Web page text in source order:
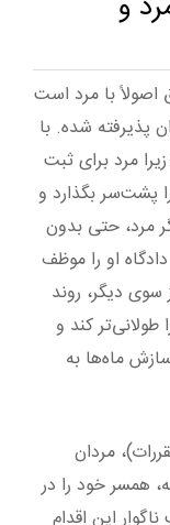
حق طلاق اصولاً با مرد است
پذیرفته شده. با
مرد برای ثبت
پشت‌سر بگذارد و
مرد، حتی بدون
او را موظف
سوی دیگر، روند
طولانی‌تر کند و
ماه‌ها به
مردان
همسر خود را در
این اقدام